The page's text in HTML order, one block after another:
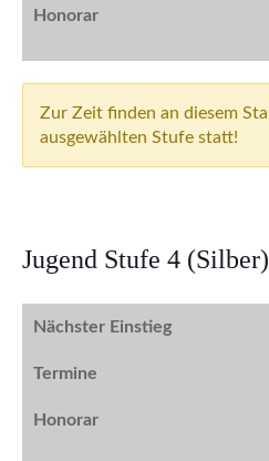
Jugend Stufe 4 (Silber)